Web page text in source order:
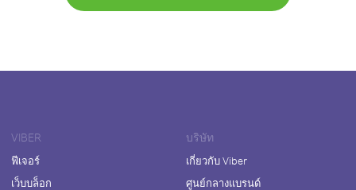
VIBER
ฟีเจอร์
เว็บบล็อก
บริษัท
เกี่ยวกับ Viber
ศูนย์กลางแบรนด์